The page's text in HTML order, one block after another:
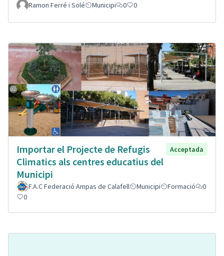
Ramon Ferré i Solé Municipi 0 0
Importar el Projecte de Refugis
Climatics als centres educatius del
Municipi
Acceptada
F.A.C Federació Ampas de Calafell Municipi Formació
0
0